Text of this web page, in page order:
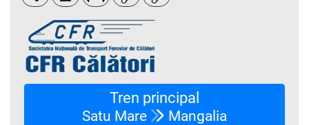
Tren principal
Satu Mare Mangalia